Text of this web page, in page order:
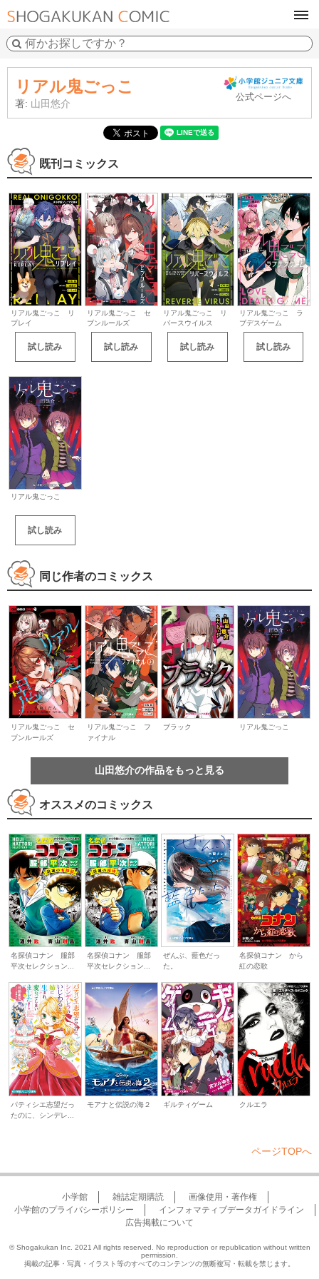
リアル鬼ごっこ
著: 山田悠介
公式ページへ
既刊コミックス
リアル鬼ごっこ リ
プレイ
試し読み
リアル鬼ごっこ セ
ブンルールズ
試し読み
リアル鬼ごっこ リ
バースウイルス
試し読み
リアル鬼ごっこ ラ
ブデスゲーム
試し読み
リアル鬼ごっこ
試し読み
同じ作者のコミックス
リアル鬼ごっこ セ
ブンルールズ
リアル鬼ごっこ フ
ァイナル
ブラック リアル鬼ごっこ
山田悠介の作品をもっと見る
オススメのコミックス
名探偵コナン 服部
平次セレクション...
名探偵コナン 服部
平次セレクション...
ぜんぶ、藍色だっ
た。
名探偵コナン から
紅の恋歌
パティシエ志望だっ
たのに、シンデレ...
モアナと伝説の海２ ギルティゲーム クルエラ
ページTOPへ
小学館 雑誌定期購読
画像使用・著作権
小学館のプライバシーポリシー
インフォマティブデータガイドライン
広告掲載について
© Shogakukan Inc. 2021 All rights reserved. No reproduction or republication without written
permission.
掲載の記事・写真・イラスト等のすべてのコンテンツの無断複写・転載を禁じます。